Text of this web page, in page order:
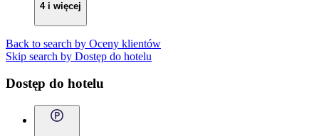
4 i więcej
Back to search by Oceny klientów
Skip search by Dostęp do hotelu
Dostęp do hotelu